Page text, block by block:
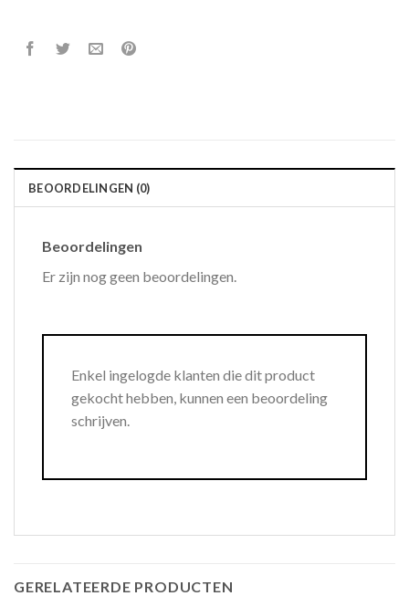
BEOORDELINGEN (0)
Beoordelingen
Er zijn nog geen beoordelingen.
Enkel ingelogde klanten die dit product
gekocht hebben, kunnen een beoordeling
schrijven.
GERELATEERDE PRODUCTEN